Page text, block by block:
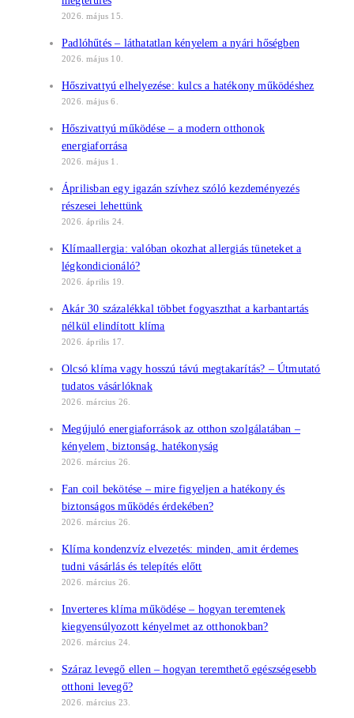
2026. május 15.
Padlóhűtés – láthatatlan kényelem a nyári hőségben
2026. május 10.
Hőszivattyú elhelyezése: kulcs a hatékony működéshez
2026. május 6.
Hőszivattyú működése – a modern otthonok
energiaforrása
2026. május 1.
Áprilisban egy igazán szívhez szóló kezdeményezés
részesei lehettünk
2026. április 24.
Klímaallergia: valóban okozhat allergiás tüneteket a
légkondicionáló?
2026. április 19.
Akár 30 százalékkal többet fogyaszthat a karbantartás
nélkül elindított klíma
2026. április 17.
Olcsó klíma vagy hosszú távú megtakarítás? – Útmutató
tudatos vásárlóknak
2026. március 26.
Megújuló energiaforrások az otthon szolgálatában –
kényelem, biztonság, hatékonyság
2026. március 26.
Fan coil bekötése – mire figyeljen a hatékony és
biztonságos működés érdekében?
2026. március 26.
Klíma kondenzvíz elvezetés: minden, amit érdemes
tudni vásárlás és telepítés előtt
2026. március 26.
Inverteres klíma működése – hogyan teremtenek
kiegyensúlyozott kényelmet az otthonokban?
2026. március 24.
Száraz levegő ellen – hogyan teremthető egészségesebb
otthoni levegő?
2026. március 23.